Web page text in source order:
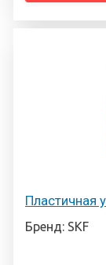
Пластичная
Бренд: SKF